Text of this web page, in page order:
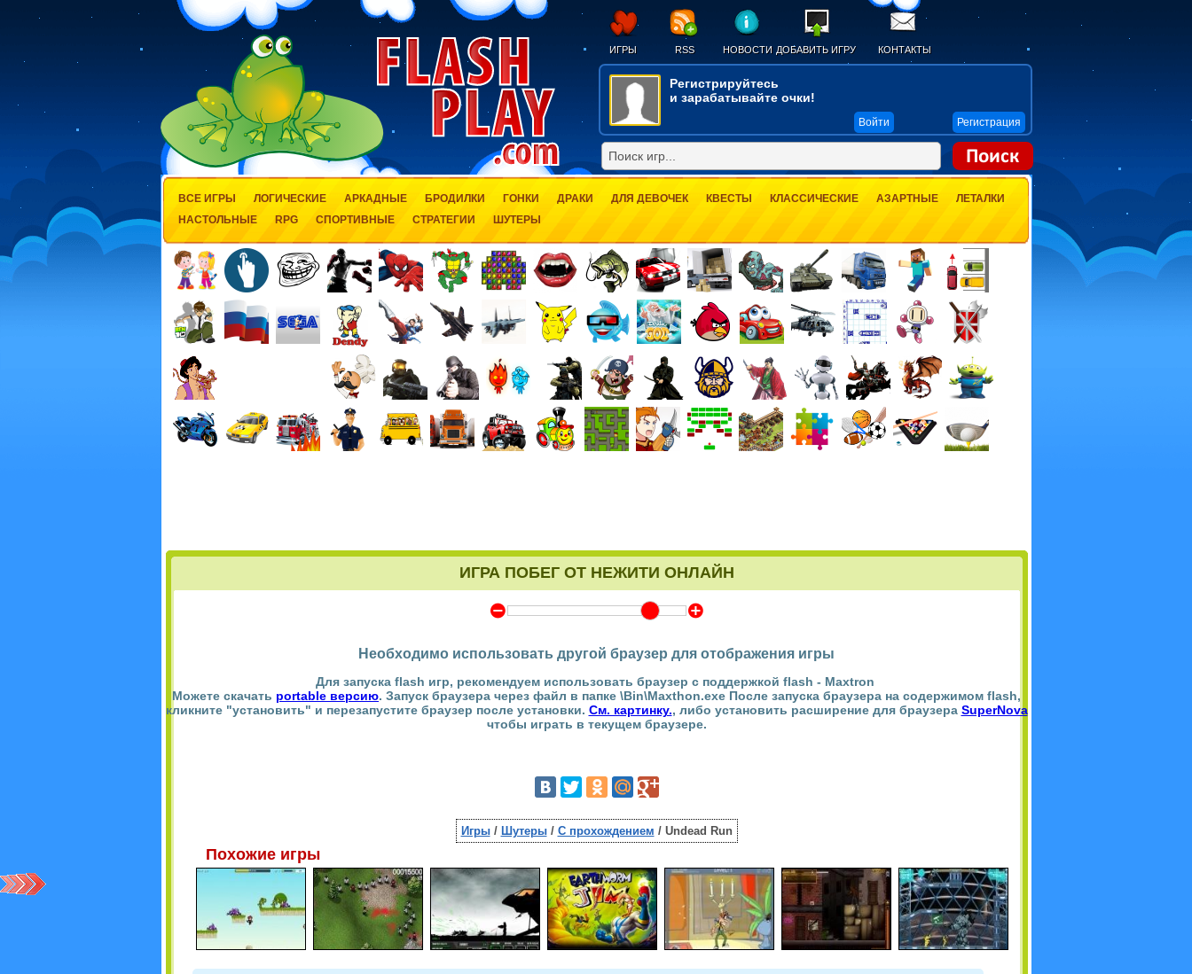
ИГРЫ RSS НОВОСТИ ДОБАВИТЬ ИГРУ КОНТАКТЫ
Регистрируйтесь
и зарабатывайте очки!
Войти Регистрация
ВСЕ ИГРЫ ЛОГИЧЕСКИЕ АРКАДНЫЕ БРОДИЛКИ ГОНКИ ДРАКИ ДЛЯ ДЕВОЧЕК КВЕСТЫ КЛАССИЧЕСКИЕ АЗАРТНЫЕ
ЛЕТАЛКИ
НАСТОЛЬНЫЕ
RPG СПОРТИВНЫЕ СТРАТЕГИИ ШУТЕРЫ
ИГРА ПОБЕГ ОТ НЕЖИТИ ОНЛАЙН
Y Z
Необходимо использовать другой браузер для отображения игры
Для запуска flash игр, рекомендуем использовать браузер с поддержкой flash - Maxtron
Можете скачать portable версию. Запуск браузера через файл в папке \Bin\Maxthon.exe После запуска браузера на содержимом flash,
кликните "установить" и перезапустите браузер после установки. См. картинку., либо установить расширение для браузера SuperNova
чтобы играть в текущем браузере.
Игры/ Шутеры/ С прохождением / Undead Run
Похожие игры